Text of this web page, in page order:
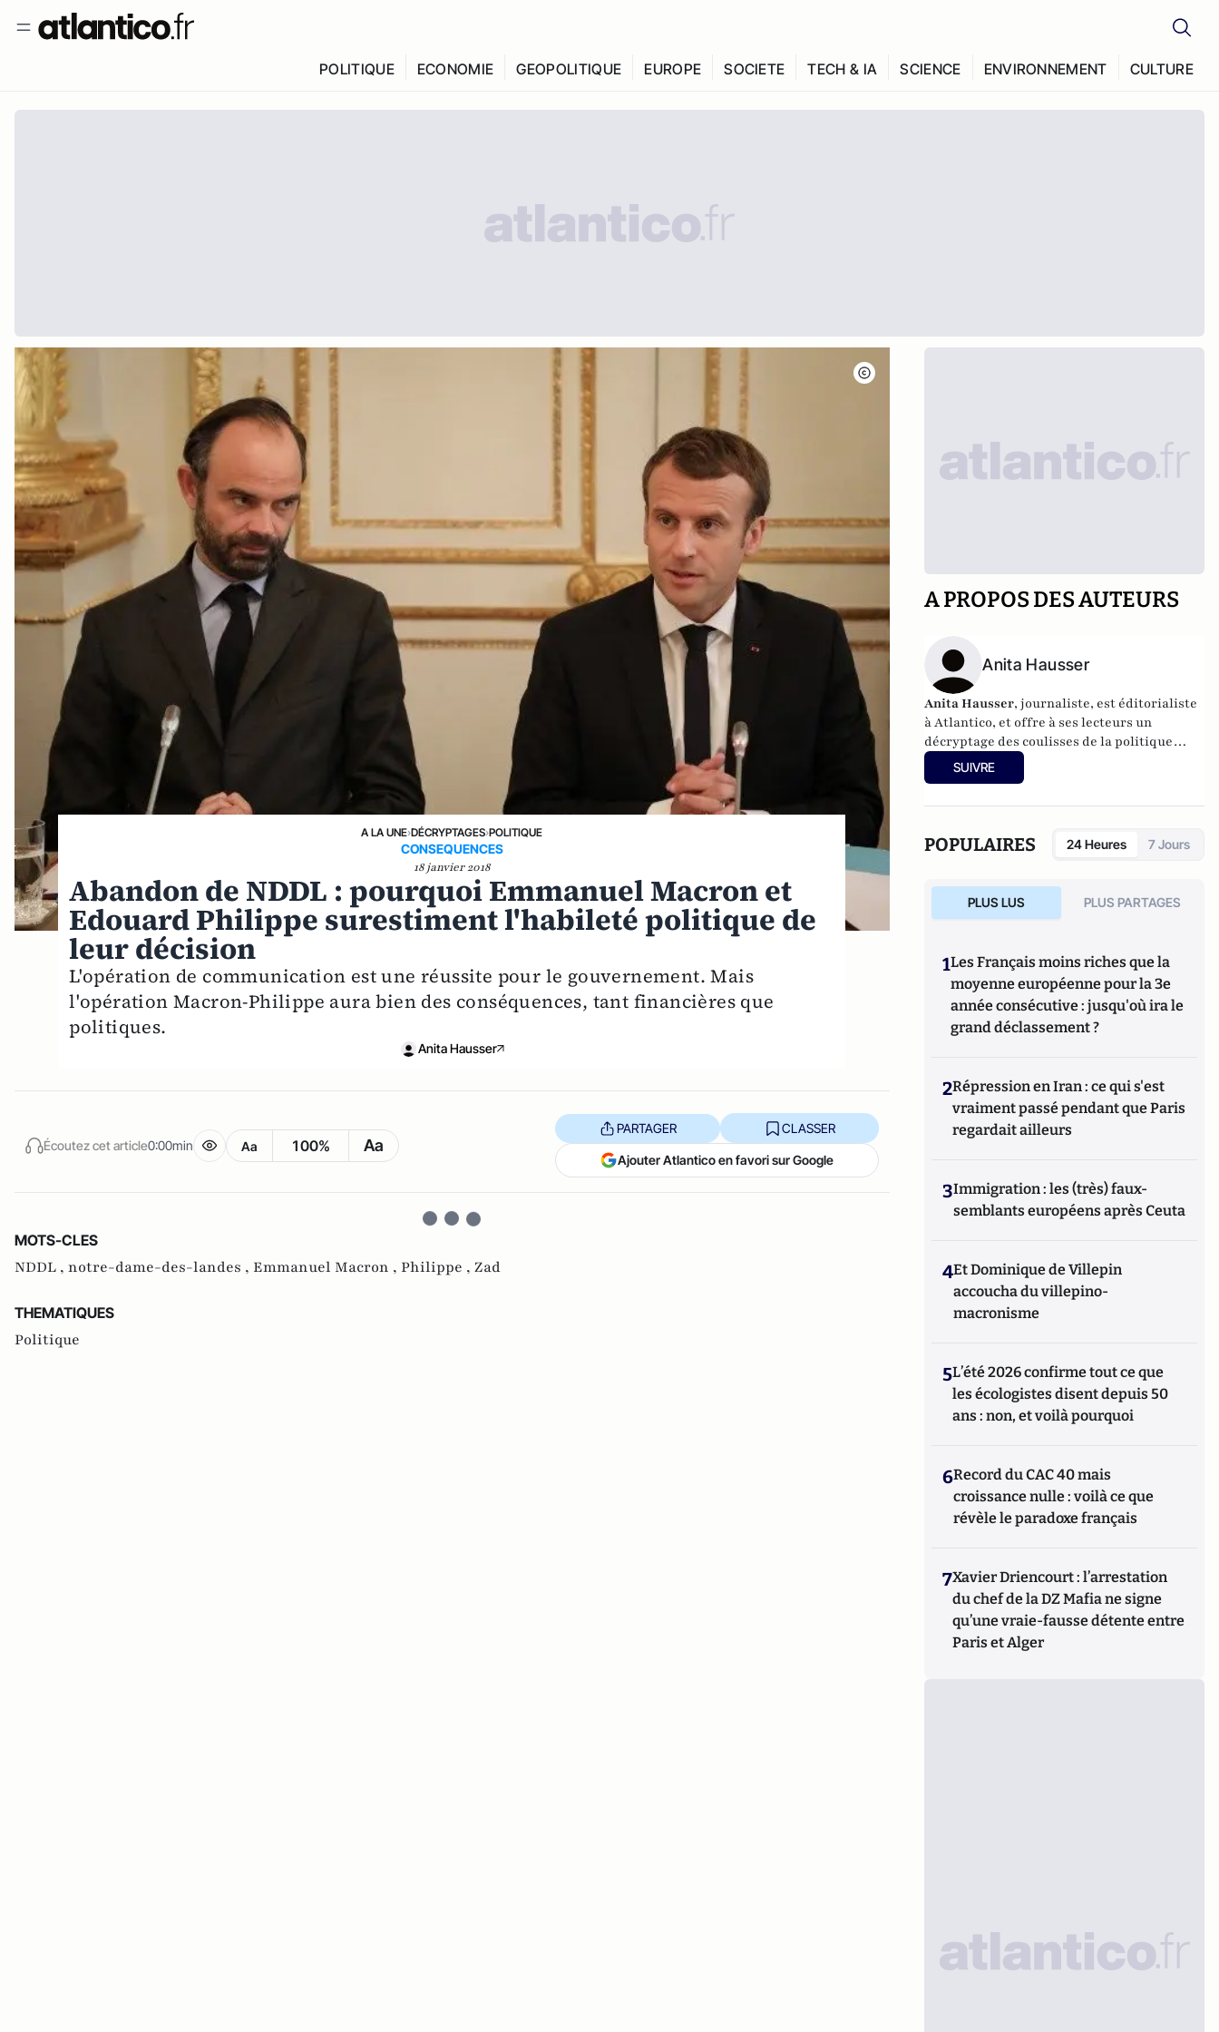
POLITIQUE ECONOMIE GEOPOLITIQUE EUROPE SOCIETE TECH & IA SCIENCE ENVIRONNEMENT CULTURE
A LA UNE›DÉCRYPTAGES›POLITIQUE
CONSEQUENCES
18 janvier 2018
Abandon de NDDL : pourquoi Emmanuel Macron et
Edouard Philippe surestiment l'habileté politique de
leur décision
L'opération de communication est une réussite pour le gouvernement. Mais
l'opération Macron-Philippe aura bien des conséquences, tant financières que
politiques.
Anita Hausser
Écoutez cet article0:00min Aa 100% Aa
PARTAGER CLASSER
Ajouter Atlantico en favori sur Google
MOTS-CLES
NDDL , notre-dame-des-landes , Emmanuel Macron , Philippe , Zad
THEMATIQUES
Politique
A PROPOS DES AUTEURS
Anita Hausser
Anita Hausser, journaliste, est éditorialiste
à Atlantico, et offre à ses lecteurs un
décryptage des coulisses de la politique
française et internationale. Elle a
notamment publié
députée, un homme comme les autres ?
(2014) etBruno Le Maire, l'Affranchi
SUIVRE
POPULAIRES 24 Heures 7 Jours
PLUS LUS PLUS PARTAGES
1Les Français moins riches que la
moyenne européenne pour la 3e
année consécutive : jusqu'où ira le
grand déclassement ?
2Répression en Iran : ce qui s'est
vraiment passé pendant que Paris
regardait ailleurs
3Immigration : les (très) faux-
semblants européens après Ceuta
4Et Dominique de Villepin
accoucha du villepino-
macronisme
5L’été 2026 confirme tout ce que
les écologistes disent depuis 50
ans : non, et voilà pourquoi
6Record du CAC 40 mais
croissance nulle : voilà ce que
révèle le paradoxe français
7Xavier Driencourt : l’arrestation
du chef de la DZ Mafia ne signe
qu’une vraie-fausse détente entre
Paris et Alger